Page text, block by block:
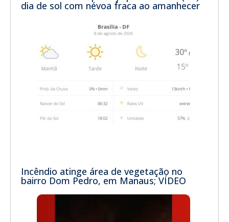
dia de sol com névoa fraca ao amanhecer
Incêndio atinge área de vegetação no
bairro Dom Pedro, em Manaus; VÍDEO